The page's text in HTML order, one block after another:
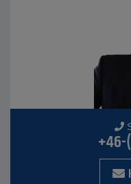
+46-